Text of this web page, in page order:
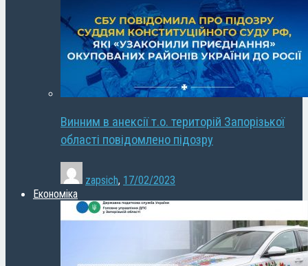
Винним в анексії т.о. територій Запорізької
області повідомлено підозру
zapsich, 17/02/2023
Економіка